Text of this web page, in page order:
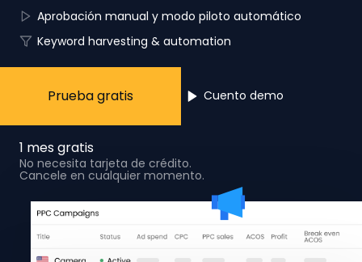
Aprobación manual y modo piloto automático
Keyword harvesting & automation
Prueba gratis Cuento demo
1 mes gratis
No necesita tarjeta de crédito.
Cancele en cualquier momento.